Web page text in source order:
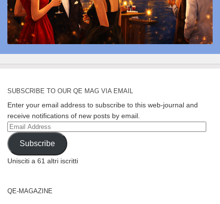
SUBSCRIBE TO OUR QE MAG VIA EMAIL
Enter your email address to subscribe to this web-journal and
receive notifications of new posts by email.
Email
Address
Subscribe
Unisciti a 61 altri iscritti
QE-MAGAZINE